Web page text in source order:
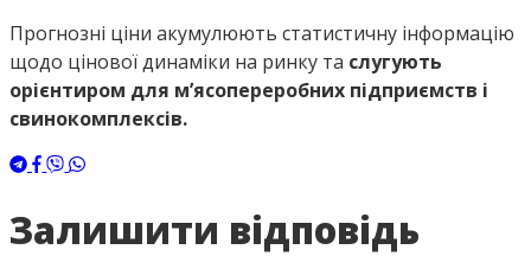
Прогнозні ціни акумулюють статистичну інформацію
щодо цінової динаміки на ринку та слугують
орієнтиром для м’ясопереробних підприємств і
свинокомплексів.
Залишити відповідь